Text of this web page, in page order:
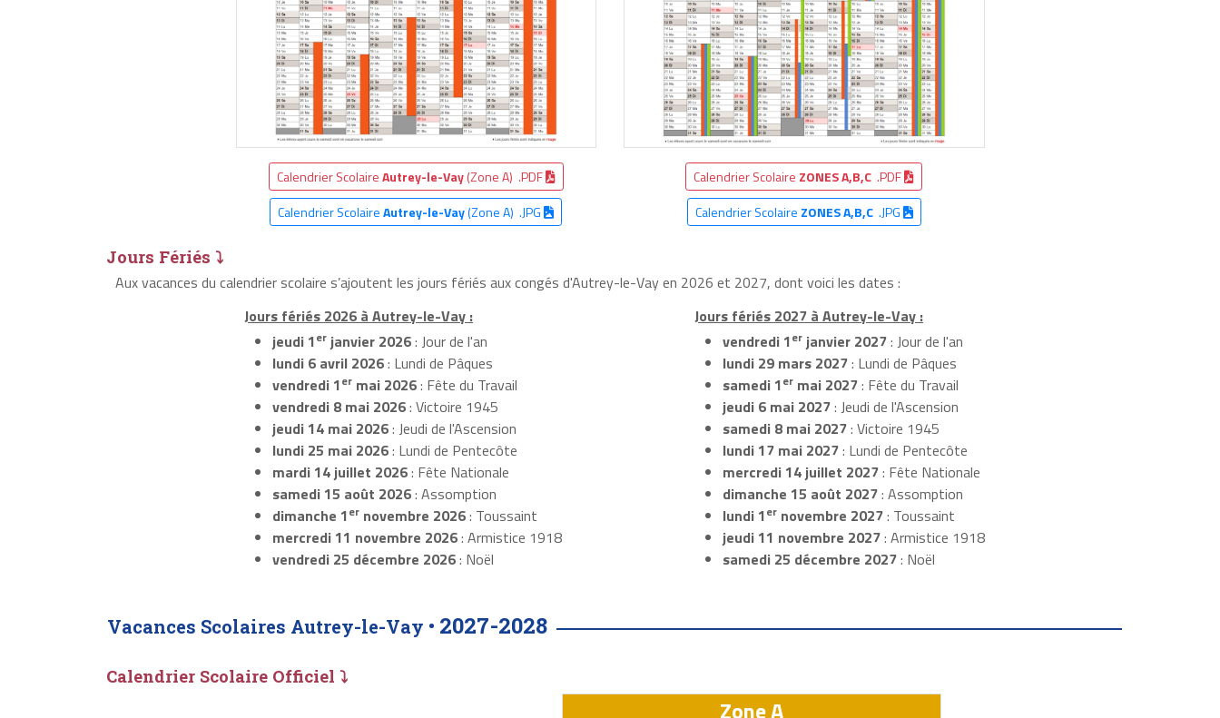
Calendrier ScolaireAutrey-le-Vay(Zone A) .PDF
Calendrier ScolaireAutrey-le-Vay(Zone A) .JPG
Calendrier Scolaire ZONES A,B,C .PDF
Calendrier Scolaire ZONES A,B,C.JPG
Jours Fériés ⤵
Aux vacances du calendrier scolaire s’ajoutent les jours fériés aux congés d'Autrey-le-Vay en 2026 et 2027, dont voici les dates :
Jours fériés 2026 à Autrey-le-Vay :
jeudi 1erjanvier 2026: Jour de l'an
lundi 6 avril 2026: Lundi de Pâques
vendredi 1ermai 2026: Fête du Travail
vendredi 8 mai 2026: Victoire 1945
jeudi 14 mai 2026: Jeudi de l'Ascension
lundi 25 mai 2026: Lundi de Pentecôte
mardi 14 juillet 2026: Fête Nationale
samedi 15 août 2026: Assomption
dimanche 1ernovembre 2026: Toussaint
mercredi 11 novembre 2026: Armistice 1918
vendredi 25 décembre 2026: Noël
Jours fériés 2027 à Autrey-le-Vay :
vendredi 1erjanvier 2027: Jour de l'an
lundi 29 mars 2027: Lundi de Pâques
samedi 1ermai 2027: Fête du Travail
jeudi 6 mai 2027: Jeudi de l'Ascension
samedi 8 mai 2027: Victoire 1945
lundi 17 mai 2027: Lundi de Pentecôte
mercredi 14 juillet 2027: Fête Nationale
dimanche 15 août 2027: Assomption
lundi 1ernovembre 2027: Toussaint
jeudi 11 novembre 2027: Armistice 1918
samedi 25 décembre 2027: Noël
Vacances Scolaires Autrey-le-Vay • 2027-2028
Calendrier Scolaire Officiel ⤵
Zone A